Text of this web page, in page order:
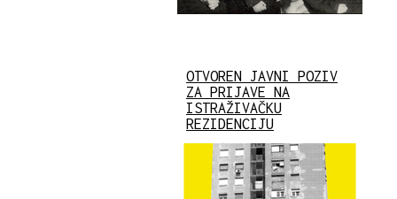
OTVOREN JAVNI POZIV
ZA PRIJAVE NA
ISTRAŽIVAČKU
REZIDENCIJU